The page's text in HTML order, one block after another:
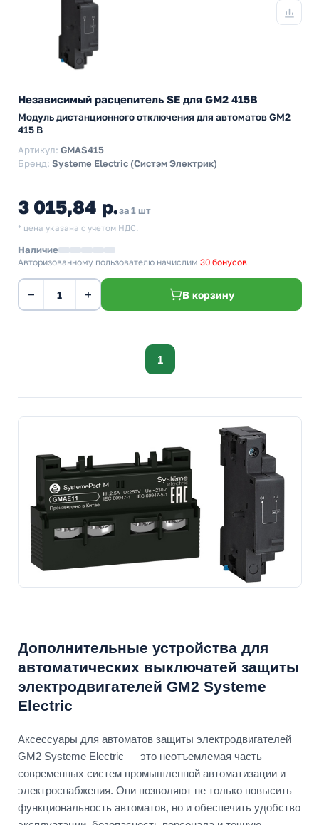
Независимый расцепитель SE для GM2 415В
Модуль дистанционного отключения для автоматов GM2
415 В
Артикул: GMAS415
Бренд: Systeme Electric (Систэм Электрик)
3 015,84 р.за 1 шт
* цена указана с учетом НДС.
Наличие
Авторизованному пользователю начислим 30 бонусов
− + В корзину
1
Дополнительные устройства для
автоматических выключатей защиты
электродвигателей GM2 Systeme
Electric
Аксессуары для автоматов защиты электродвигателей
GM2 Systeme Electric — это неотъемлемая часть
современных систем промышленной автоматизации и
электроснабжения. Они позволяют не только повысить
функциональность автоматов, но и обеспечить удобство